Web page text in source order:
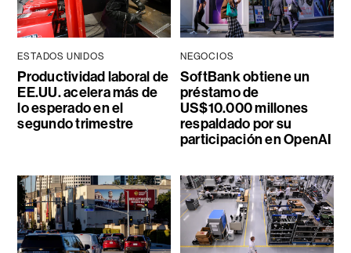
ESTADOS UNIDOS
Productividad laboral de
EE.UU. acelera más de
lo esperado en el
segundo trimestre
NEGOCIOS
SoftBank obtiene un
préstamo de
US$10.000 millones
respaldado por su
participación en OpenAI